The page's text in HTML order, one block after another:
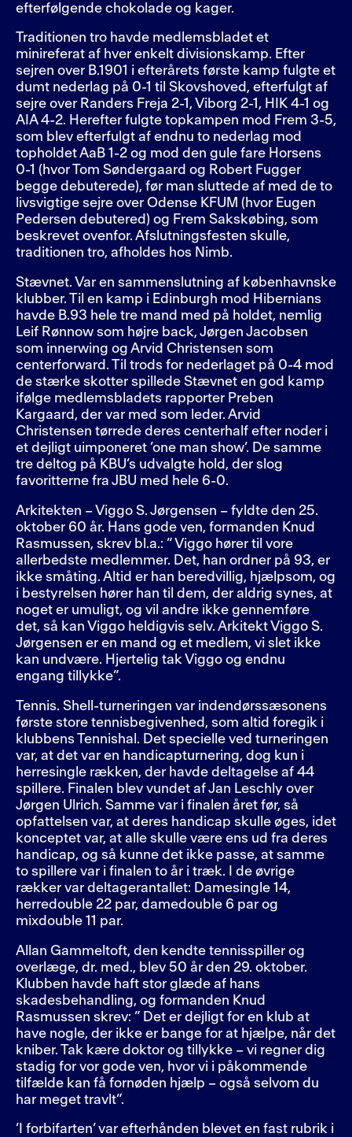
efterfølgende chokolade og kager.
Traditionen tro havde medlemsbladet et
minireferat af hver enkelt divisionskamp. Efter
sejren over B.1901 i efterårets første kamp fulgte et
dumt nederlag på 0-1 til Skovshoved, efterfulgt af
sejre over Randers Freja 2-1, Viborg 2-1, HIK 4-1 og
AIA 4-2. Herefter fulgte topkampen mod Frem 3-5,
som blev efterfulgt af endnu to nederlag mod
topholdet AaB 1-2 og mod den gule fare Horsens
0-1 (hvor Tom Søndergaard og Robert Fugger
begge debuterede), før man sluttede af med de to
livsvigtige sejre over Odense KFUM (hvor Eugen
Pedersen debutered) og Frem Sakskøbing, som
beskrevet ovenfor. Afslutningsfesten skulle,
traditionen tro, afholdes hos Nimb.
Stævnet. Var en sammenslutning af københavnske
klubber. Til en kamp i Edinburgh mod Hibernians
havde B.93 hele tre mand med på holdet, nemlig
Leif Rønnow som højre back, Jørgen Jacobsen
som innerwing og Arvid Christensen som
centerforward. Til trods for nederlaget på 0-4 mod
de stærke skotter spillede Stævnet en god kamp
ifølge medlemsbladets rapporter Preben
Kargaard, der var med som leder. Arvid
Christensen tørrede deres centerhalf efter noder i
et dejligt uimponeret ’one man show’. De samme
tre deltog på KBU’s udvalgte hold, der slog
favoritterne fra JBU med hele 6-0.
Arkitekten – Viggo S. Jørgensen – fyldte den 25.
oktober 60 år. Hans gode ven, formanden Knud
Rasmussen, skrev bl.a.: ” Viggo hører til vore
allerbedste medlemmer. Det, han ordner på 93, er
ikke småting. Altid er han beredvillig, hjælpsom, og
i bestyrelsen hører han til dem, der aldrig synes, at
noget er umuligt, og vil andre ikke gennemføre
det, så kan Viggo heldigvis selv. Arkitekt Viggo S.
Jørgensen er en mand og et medlem, vi slet ikke
kan undvære. Hjertelig tak Viggo og endnu
engang tillykke”.
Tennis. Shell-turneringen var indendørssæsonens
første store tennisbegivenhed, som altid foregik i
klubbens Tennishal. Det specielle ved turneringen
var, at det var en handicapturnering, dog kun i
herresingle rækken, der havde deltagelse af 44
spillere. Finalen blev vundet af Jan Leschly over
Jørgen Ulrich. Samme var i finalen året før, så
opfattelsen var, at deres handicap skulle øges, idet
konceptet var, at alle skulle være ens ud fra deres
handicap, og så kunne det ikke passe, at samme
to spillere var i finalen to år i træk. I de øvrige
rækker var deltagerantallet: Damesingle 14,
herredouble 22 par, damedouble 6 par og
mixdouble 11 par.
Allan Gammeltoft, den kendte tennisspiller og
overlæge, dr. med., blev 50 år den 29. oktober.
Klubben havde haft stor glæde af hans
skadesbehandling, og formanden Knud
Rasmussen skrev: ” Det er dejligt for en klub at
have nogle, der ikke er bange for at hjælpe, når det
kniber. Tak kære doktor og tillykke – vi regner dig
stadig for vor gode ven, hvor vi i påkommende
tilfælde kan få fornøden hjælp – også selvom du
har meget travlt”.
’I forbifarten’ var efterhånden blevet en fast rubrik i